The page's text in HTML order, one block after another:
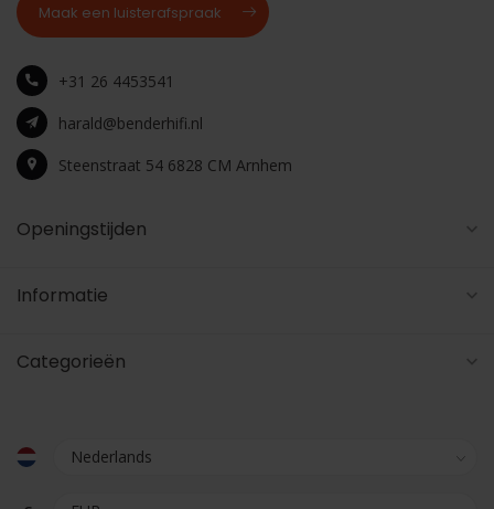
Maak een luisterafspraak
+31 26 4453541
harald@benderhifi.nl
Steenstraat 54 6828 CM Arnhem
Openingstijden
Informatie
Categorieën